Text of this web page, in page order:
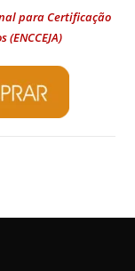
para Certificação